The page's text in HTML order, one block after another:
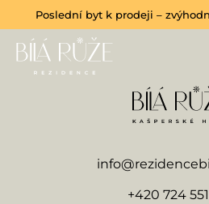
Poslední byt k prodeji –
+420 724